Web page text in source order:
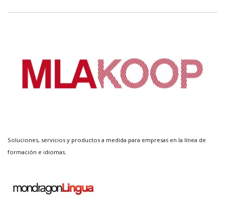
Soluciones, servicios y productos a medida para empresas en la línea de
formación e idiomas.